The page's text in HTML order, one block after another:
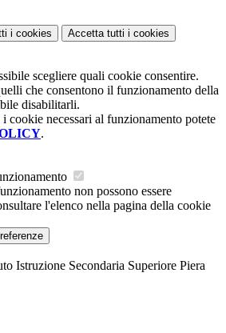
i cookies Accetta tutti i cookies
scegliere quali cookie consentire.
che consentono il funzionamento della
disabilitarli.
cookie necessari al funzionamento potete
.
non possono essere
l'elenco nella pagina della cookie
Istruzione Secondaria Superiore Piera